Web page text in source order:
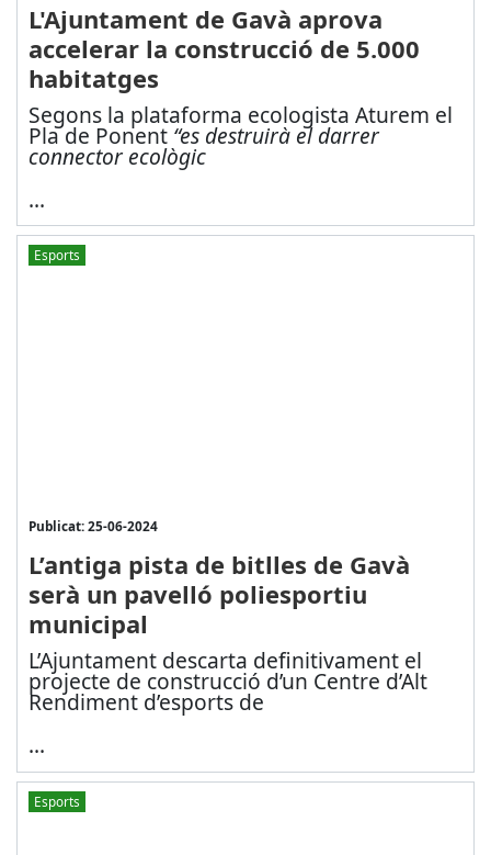
L'Ajuntament de Gavà aprova
accelerar la construcció de 5.000
habitatges
Segons la plataforma ecologista Aturem el
Pla de Ponent “es destruirà el darrer
connector ecològic
...
Esports
Publicat: 25-06-2024
L’antiga pista de bitlles de Gavà
serà un pavelló poliesportiu
municipal
L’Ajuntament descarta definitivament el
projecte de construcció d’un Centre d’Alt
Rendiment d’esports de
...
Esports